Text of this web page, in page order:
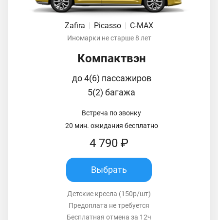
Zafira | Picasso | C-MAX
Иномарки не старше 8 лет
Компактвэн
до 4(6) пассажиров
5(2) багажа
Встреча по звонку
20 мин. ожидания бесплатно
4 790 ₽
Выбрать
Детские кресла (150р/шт)
Предоплата не требуется
Бесплатная отмена за 12ч